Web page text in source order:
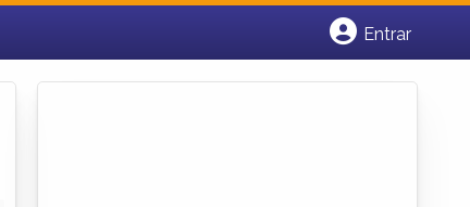
Entrar